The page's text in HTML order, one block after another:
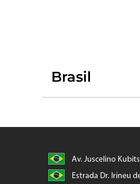
Brasil
Av. Juscelino
Estrada Dr. Irineu